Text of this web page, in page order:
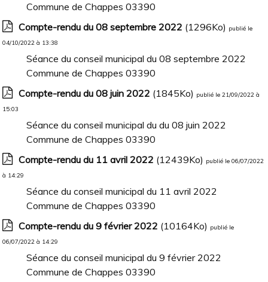
Commune de Chappes 03390
Compte-rendu du 08 septembre 2022 (1296Ko) publié le
04/10/2022 à 13:38
Séance du conseil municipal du 08 septembre 2022
Commune de Chappes 03390
Compte-rendu du 08 juin 2022 (1845Ko) publié le 21/09/2022 à
15:03
Séance du conseil municipal du du 08 juin 2022
Commune de Chappes 03390
Compte-rendu du 11 avril 2022 (12439Ko) publié le 06/07/2022
à 14:29
Séance du conseil municipal du 11 avril 2022
Commune de Chappes 03390
Compte-rendu du 9 février 2022 (10164Ko) publié le
06/07/2022 à 14:29
Séance du conseil municipal du 9 février 2022
Commune de Chappes 03390